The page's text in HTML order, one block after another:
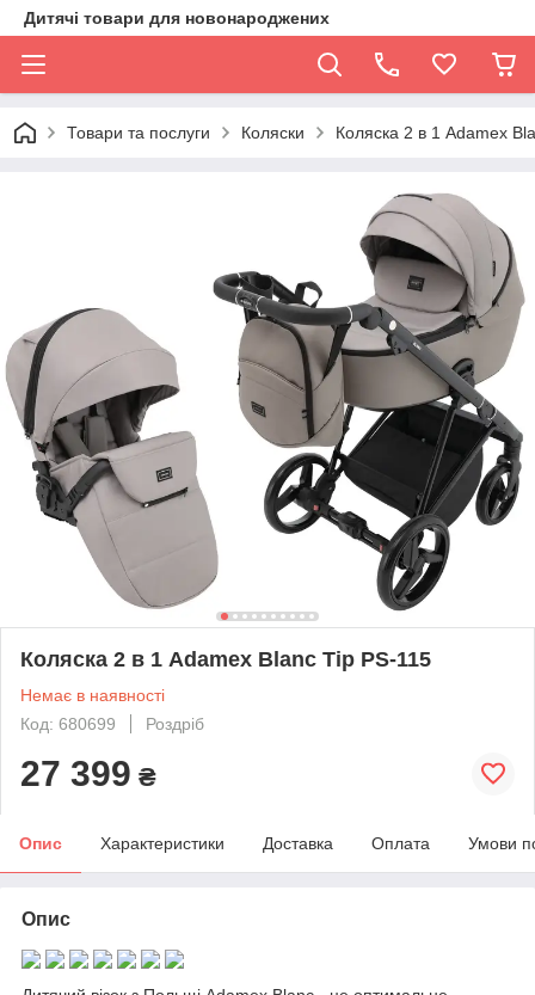
Дитячі товари для новонароджених
Товари та послуги Коляски Коляска 2 в 1 Adamex
Коляска 2 в 1 Adamex Blanc Tip PS-115
Немає в наявності
Код: 680699
Роздріб
27 399 ₴
Опис Характеристики Доставка Оплата Умови
Опис